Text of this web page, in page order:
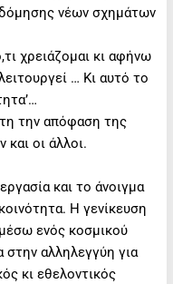
νέων σχημάτων
χρειάζομαι κι αφήνω
… Κι αυτό το
την απόφαση της
οι άλλοι.
και το άνοιγμα
Η γενίκευση
ενός κοσμικού
αλληλεγγύη για
κι εθελοντικός